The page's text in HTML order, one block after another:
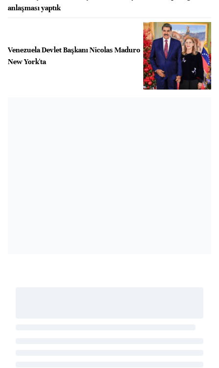
anlaşması yaptık
Venezuela Devlet Başkanı Nicolas Maduro
New York'ta